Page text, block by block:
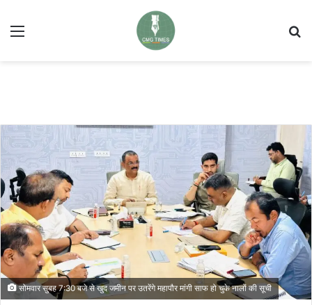
Menu
सोमवार सुबह 7:30 बजे से खुद जमीन पर उतरेंगे महापौर मांगी साफ हो चुके नालों की सूची